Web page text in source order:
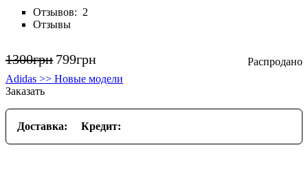
Отзывов: 2
Отзывы
1300грн 799грн
Adidas >> Новые модели
Заказать
Доставка: Кредит: